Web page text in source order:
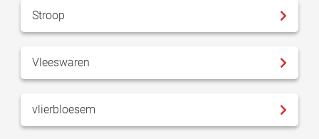
Stroop
Vleeswaren
vlierbloesem